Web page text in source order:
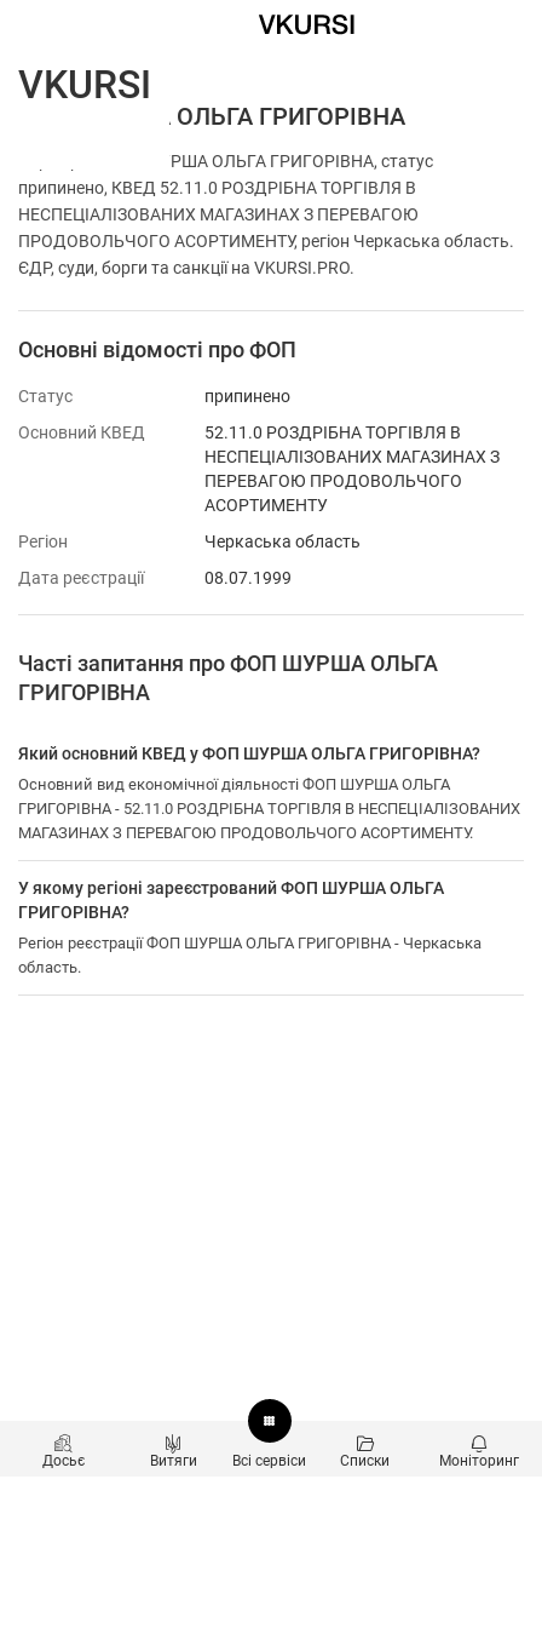
ФОП ШУРША ОЛЬГА ГРИГОРІВНА
Перевірка ФОП ШУРША ОЛЬГА ГРИГОРІВНА, статус
припинено, КВЕД 52.11.0 РОЗДРІБНА ТОРГІВЛЯ В
НЕСПЕЦІАЛІЗОВАНИХ МАГАЗИНАХ З ПЕРЕВАГОЮ
ПРОДОВОЛЬЧОГО АСОРТИМЕНТУ, регіон Черкаська область.
ЄДР, суди, борги та санкції на VKURSI.PRO.
Основні відомості про ФОП
Статус
припинено
Основний КВЕД
52.11.0 РОЗДРІБНА ТОРГІВЛЯ В
НЕСПЕЦІАЛІЗОВАНИХ МАГАЗИНАХ З
ПЕРЕВАГОЮ ПРОДОВОЛЬЧОГО
АСОРТИМЕНТУ
Регіон
Черкаська область
Дата реєстрації
08.07.1999
Часті запитання про ФОП ШУРША ОЛЬГА
ГРИГОРІВНА
Який основний КВЕД у ФОП ШУРША ОЛЬГА ГРИГОРІВНА?
Основний вид економічної діяльності ФОП ШУРША ОЛЬГА
ГРИГОРІВНА - 52.11.0 РОЗДРІБНА ТОРГІВЛЯ В НЕСПЕЦІАЛІЗОВАНИХ
МАГАЗИНАХ З ПЕРЕВАГОЮ ПРОДОВОЛЬЧОГО АСОРТИМЕНТУ.
У якому регіоні зареєстрований ФОП ШУРША ОЛЬГА
ГРИГОРІВНА?
Регіон реєстрації ФОП ШУРША ОЛЬГА ГРИГОРІВНА - Черкаська
область.
Досьє Витяги Всі сервіси Списки Моніторинг
VKURSI